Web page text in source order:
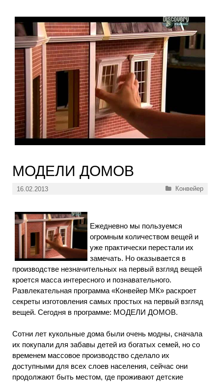
МОДЕЛИ ДОМОВ
16.02.2013 Рубрики
Конвейер
Ежедневно мы пользуемся
огромным количеством вещей и
уже практически перестали их
замечать. Но оказывается в
производстве незначительных на первый взгляд вещей
кроется масса интересного и познавательного.
Развлекательная программа «Конвейер МК» раскроет
секреты изготовления самых простых на первый взгляд
вещей. Сегодня в программе: МОДЕЛИ ДОМОВ.
Сотни лет кукольные дома были очень модны, сначала
их покупали для забавы детей из богатых семей, но со
временем массовое производство сделало их
доступными для всех слоев населения, сейчас они
продолжают быть местом, где проживают детские